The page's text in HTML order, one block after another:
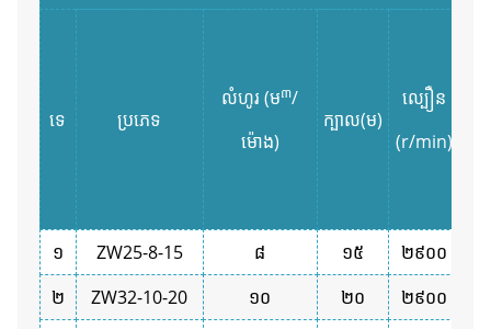
ទេ ប្រភេទ
លំហូរ (ម៣/
ម៉ោង)
ក្បាល(ម)
ល្បឿន
(r/min)
១ ZW25-8-15 ៨ ១៥ ២៩០០
២
ZW32-10-20 ១០ ២០ ២៩០០